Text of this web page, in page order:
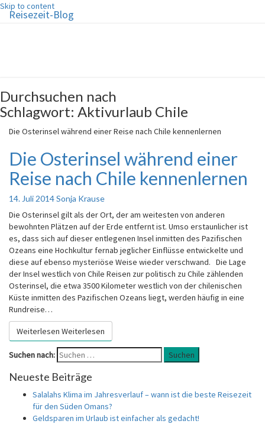
Skip to content
Reisezeit-Blog
Durchsuchen nach
Schlagwort: Aktivurlaub Chile
Die Osterinsel während einer Reise nach Chile kennenlernen
Die Osterinsel während einer
Reise nach Chile kennenlernen
14. Juli 2014Sonja Krause
Die Osterinsel gilt als der Ort, der am weitesten von anderen
bewohnten Plätzen auf der Erde entfernt ist. Umso erstaunlicher ist
es, dass sich auf dieser entlegenen Insel inmitten des Pazifischen
Ozeans eine Hochkultur fernab jeglicher Einflüsse entwickelte und
diese auf ebenso mysteriöse Weise wieder verschwand. Die Lage
der Insel westlich von Chile Reisen zur politisch zu Chile zählenden
Osterinsel, die etwa 3500 Kilometer westlich von der chilenischen
Küste inmitten des Pazifischen Ozeans liegt, werden häufig in eine
Rundreise…
Weiterlesen Weiterlesen
Suchen nach: Suchen
Neueste Beiträge
Salalahs Klima im Jahresverlauf – wann ist die beste Reisezeit
für den Süden Omans?
Geldsparen im Urlaub ist einfacher als gedacht!